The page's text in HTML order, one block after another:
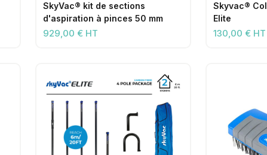
SkyVac® kit de sections
d'aspiration à pinces 50 mm
929,00 € HT
Skyvac® Col porte outil 135°
Elite
130,00 € HT